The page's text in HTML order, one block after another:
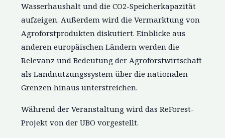
Wasserhaushalt und die CO2-Speicherkapazität
aufzeigen. Außerdem wird die Vermarktung von
Agroforstprodukten diskutiert. Einblicke aus
anderen europäischen Ländern werden die
Relevanz und Bedeutung der Agroforstwirtschaft
als Landnutzungssystem über die nationalen
Grenzen hinaus unterstreichen.
Während der Veranstaltung wird das ReForest-
Projekt von der UBO vorgestellt.